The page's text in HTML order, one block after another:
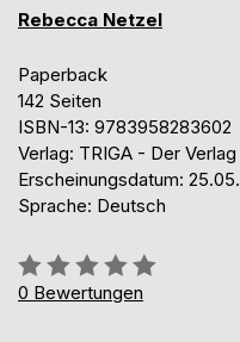
Rebecca Netzel
Paperback
142 Seiten
ISBN-13: 9783958283602
Verlag: TRIGA - Der
Erscheinungsdatum:
Sprache: Deutsch
Bewertung::
0%
0 Bewertungen